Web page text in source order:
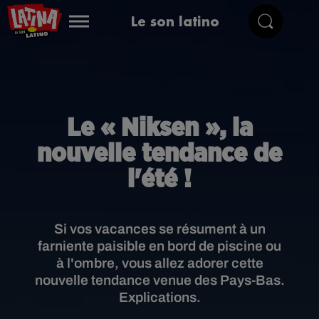
Le son latino
Le « Niksen », la
nouvelle tendance de
l'été !
Si vos vacances se résument à un
farniente paisible en bord de piscine ou
à l'ombre, vous allez adorer cette
nouvelle tendance venue des Pays-Bas.
Explications.